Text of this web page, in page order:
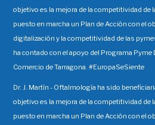
objetivo es la mejora de la competitividad de
puesto en marcha un Plan de Acción con el
digitalización y la competitividad de las
ha contado con el apoyo del Programa Pyme
Comercio de Tarragona. #EuropaSeSiente
Dr. J. Martín - Oftalmología ha sido
objetivo es la mejora de la competitividad de
puesto en marcha un Plan de Acción con el